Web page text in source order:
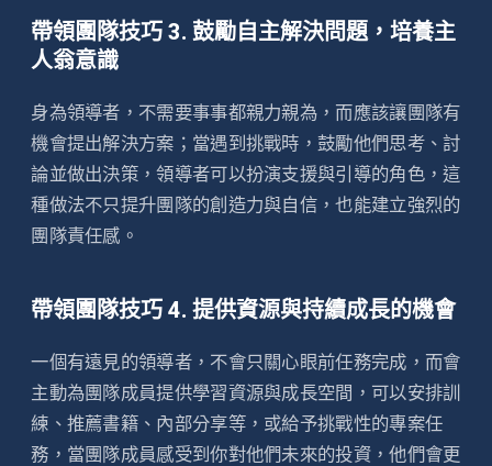
帶領團隊技巧 3. 鼓勵自主解決問題，培養主
人翁意識
身為領導者，不需要事事都親力親為，而應該讓團隊有
機會提出解決方案；當遇到挑戰時，鼓勵他們思考、討
論並做出決策，領導者可以扮演支援與引導的角色，這
種做法不只提升團隊的創造力與自信，也能建立強烈的
團隊責任感。
帶領團隊技巧 4. 提供資源與持續成長的機會
一個有遠見的領導者，不會只關心眼前任務完成，而會
主動為團隊成員提供學習資源與成長空間，可以安排訓
練、推薦書籍、內部分享等，或給予挑戰性的專案任
務，當團隊成員感受到你對他們未來的投資，他們會更